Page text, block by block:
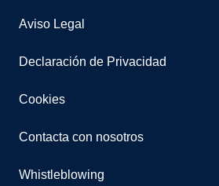
Aviso Legal
Declaración de Privacidad
Cookies
Contacta con nosotros
Whistleblowing